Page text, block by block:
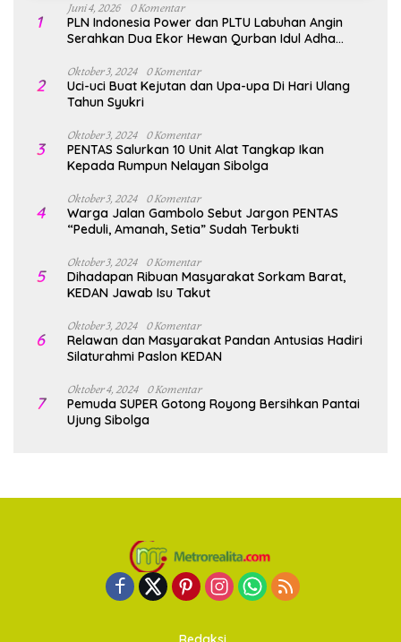
1
Juni 4, 2026 0 Komentar
PLN Indonesia Power dan PLTU Labuhan Angin
Serahkan Dua Ekor Hewan Qurban Idul Adha
2
Oktober 3, 2024 0 Komentar
Uci-uci Buat Kejutan dan Upa-upa Di Hari Ulang
Tahun Syukri
3
Oktober 3, 2024 0 Komentar
PENTAS Salurkan 10 Unit Alat Tangkap Ikan
Kepada Rumpun Nelayan Sibolga
4
Oktober 3, 2024 0 Komentar
Warga Jalan Gambolo Sebut Jargon PENTAS
“Peduli, Amanah, Setia” Sudah Terbukti
5
Oktober 3, 2024 0 Komentar
Dihadapan Ribuan Masyarakat Sorkam Barat,
KEDAN Jawab Isu Takut
6
Oktober 3, 2024 0 Komentar
Relawan dan Masyarakat Pandan Antusias Hadiri
Silaturahmi Paslon KEDAN
7
Oktober 4, 2024 0 Komentar
Pemuda SUPER Gotong Royong Bersihkan Pantai
Ujung Sibolga